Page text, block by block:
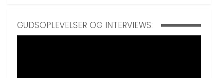
GUDSOPLEVELSER OG INTERVIEWS: